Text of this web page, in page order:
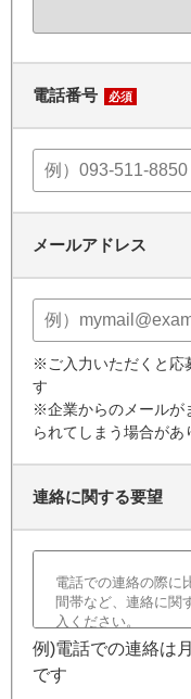
電話番号 必須
メールアドレス
※ご入力いただくと応
す
※企業からのメールが
られてしまう場合が
連絡に関する要望
例)電話での連絡は
です